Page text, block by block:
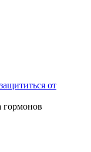
от
гормонов